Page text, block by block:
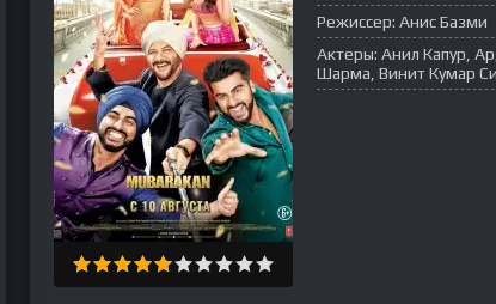
Режиссер: Анис Базми
Актеры: Анил Капур,
Шарма, Винит Кумар